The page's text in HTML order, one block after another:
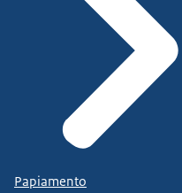
Papiamento